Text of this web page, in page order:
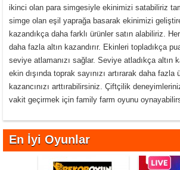
ikinci olan para simgesiyle ekinimizi satabiliriz
simge olan eşil yaprağa basarak ekinimizi
kazandıkça daha farklı ürünler satın alabiliriz.
daha fazla altın kazandırır. Ekinleri topladıkça
seviye atlamanızı sağlar. Seviye atladıkça altın
ekin dışında toprak sayınızı artırarak daha fazla
kazancınızı arttırabilirsiniz. Çiftçilik
vakit geçirmek için family farm oyunu
En İyi Oyunlar